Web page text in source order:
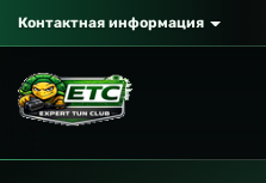
Контактная информация